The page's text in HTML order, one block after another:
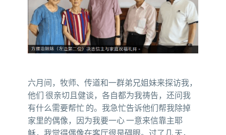
六月间，牧师、传道和一群弟兄姐妹来探访我，
他们 很亲切且健谈，各自都为我祷告，还问我
有什么需要帮忙 的。我急忙告诉他们帮我除掉
家里的偶像，因为我要一心 一意来信靠主耶
稣，我觉得偶像在客厅很是碍眼。过了几 天，